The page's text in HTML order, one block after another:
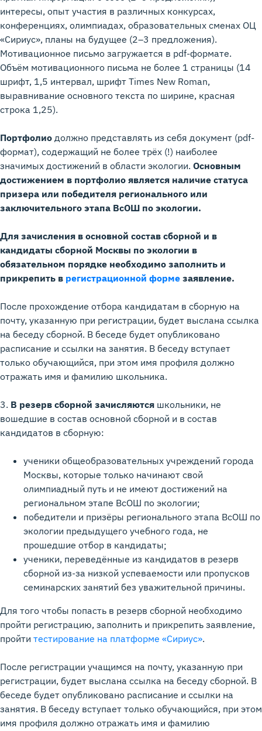
интересы, опыт участия в различных конкурсах,
конференциях, олимпиадах, образовательных сменах ОЦ
«Сириус», планы на будущее (2–3 предложения).
Мотивационное письмо загружается в pdf-формате.
Объём мотивационного письма не более 1 страницы (14
шрифт, 1,5 интервал, шрифт Times New Roman,
выравнивание основного текста по ширине, красная
строка 1,25).
Портфолио должно представлять из себя документ (pdf-
формат), содержащий не более трёх (!) наиболее
значимых достижений в области экологии. Основным
достижением в портфолио является наличие статуса
призера или победителя регионального или
заключительного этапа ВсОШ по экологии.
Для зачисления в основной состав сборной и в
кандидаты сборной Москвы по экологии в
обязательном порядке необходимо заполнить и
прикрепить в регистрационной форме заявление.
После прохождение отбора кандидатам в сборную на
почту, указанную при регистрации, будет выслана ссылка
на беседу сборной. В беседе будет опубликовано
расписание и ссылки на занятия. В беседу вступает
только обучающийся, при этом имя профиля должно
отражать имя и фамилию школьника.
3. В резерв сборной зачисляются школьники, не
вошедшие в состав основной сборной и в состав
кандидатов в сборную:
ученики общеобразовательных учреждений города
Москвы, которые только начинают свой
олимпиадный путь и не имеют достижений на
региональном этапе ВсОШ по экологии;
победители и призёры регионального этапа ВсОШ по
экологии предыдущего учебного года, не
прошедшие отбор в кандидаты;
ученики, переведённые из кандидатов в резерв
сборной из-за низкой успеваемости или пропусков
семинарских занятий без уважительной причины.
Для того чтобы попасть в резерв сборной необходимо
пройти регистрацию, заполнить и прикрепить заявление,
пройти тестирование на платформе «Сириус».
После регистрации учащимся на почту, указанную при
регистрации, будет выслана ссылка на беседу сборной. В
беседе будет опубликовано расписание и ссылки на
занятия. В беседу вступает только обучающийся, при этом
имя профиля должно отражать имя и фамилию